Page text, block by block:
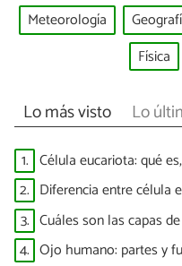
Meteorología
Física
Lo más visto Lo
1. Célula eucariota: qué
2. Diferencia entre célula
3. Cuáles son las capas
4. Ojo humano: partes y